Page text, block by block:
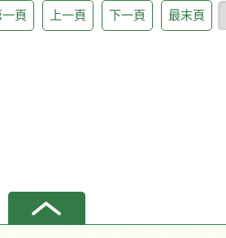
頁 上一頁 下一頁 最末頁